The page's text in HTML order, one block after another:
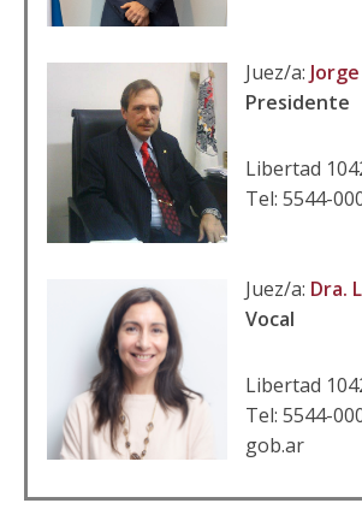
Juez/a:
Presidente
Libertad
Tel: 5544-
Juez/a: Dra.
Vocal
Libertad
Tel: 5544-
gob.ar